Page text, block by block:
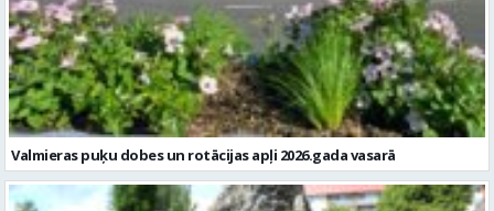
Valmieras puķu dobes un rotācijas apļi 2026.gada vasarā